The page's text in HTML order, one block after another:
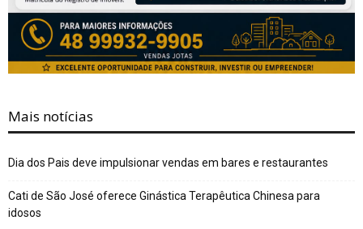
Mais notícias
Dia dos Pais deve impulsionar vendas em bares e restaurantes
Cati de São José oferece Ginástica Terapêutica Chinesa para
idosos